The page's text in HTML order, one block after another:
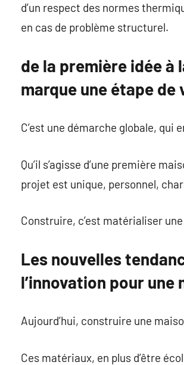
d’un respect des normes
en cas de problème structurel.
de la première idée à
marque une étape de
C’est une démarche globale, qui
Qu’il s’agisse d’une première
projet est unique, personnel,
Construire, c’est matérialiser
Les nouvelles
l’innovation pour
Aujourd’hui, construire une
Ces matériaux, en plus d’être